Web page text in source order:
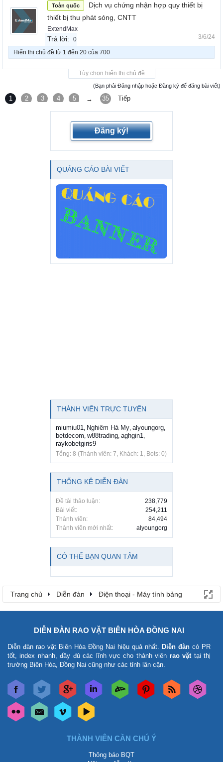
Toàn quốc
Dịch vụ chứng nhận hợp quy thiết bị
thiết bị thu phát sóng, CNTT
ExtendMax
Trả lời: 0 3/6/24
Hiển thị chủ đề từ 1 đến 20 của 700
Tùy chọn hiển thị chủ đề
(Bạn phải Đăng nhập hoặc Đăng ký để đăng bài viết)
1 2 3 4 5 6
→ 35 Tiếp
Đăng ký!
QUẢNG CÁO BÀI VIẾT
THÀNH VIÊN TRỰC TUYẾN
miumiu01, Nghiêm Hà My, alyoungorg,
betdecom, w88trading, aghgin1,
raykobetgiris9
Tổng: 8 (Thành viên: 7, Khách: 1, Bots: 0)
THỐNG KÊ DIỄN ĐÀN
Đề tài thảo luận:
238,779
Bài viết:
254,211
Thành viên:
84,494
Thành viên mới nhất:
alyoungorg
CÓ THỂ BẠN QUAN TÂM
Trang chủ Diễn đàn Điện thoại - Máy tính bảng
DIỄN ĐÀN RAO VẶT BIÊN HÒA ĐỒNG NAI
Diễn đàn rao vặt Biên Hòa Đồng Nai hiệu quả nhất. Diễn đàn có PR
tốt, index nhanh, đầy đủ các lĩnh vực cho thành viên rao vặttại thị
trường Biên Hòa, Đồng Nai cũng như các tỉnh lân cận.
THÀNH VIÊN CẦN CHÚ Ý
Thông báo BQT